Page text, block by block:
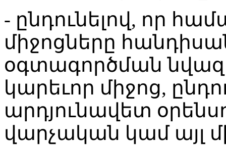
- ընդունելով, որ
միջոցները
օգտագործման
կարեւոր միջոց,
արդյունավետ
վարչական կամ այլ